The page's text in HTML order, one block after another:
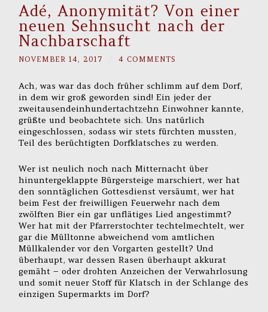
Adé, Anonymität? Von einer
neuen Sehnsucht nach der
Nachbarschaft
NOVEMBER 14, 2017 4 COMMENTS
Ach, was war das doch früher schlimm auf dem Dorf,
in dem wir groß geworden sind! Ein jeder der
zweitausendeinhundertachtzehn Einwohner kannte,
grüßte und beobachtete sich. Uns natürlich
eingeschlossen, sodass wir stets fürchten mussten,
Teil des berüchtigten Dorfklatsches zu werden.
Wer ist neulich noch nach Mitternacht über
hinuntergeklappte Bürgersteige marschiert, wer hat
den sonntäglichen Gottesdienst versäumt, wer hat
beim Fest der freiwilligen Feuerwehr nach dem
zwölften Bier ein gar unflätiges Lied angestimmt?
Wer hat mit der Pfarrerstochter techtelmechtelt, wer
gar die Mülltonne abweichend vom amtlichen
Müllkalender vor den Vorgarten gestellt? Und
überhaupt, war dessen Rasen überhaupt akkurat
gemäht – oder drohten Anzeichen der Verwahrlosung
und somit neuer Stoff für Klatsch in der Schlange des
einzigen Supermarkts im Dorf?